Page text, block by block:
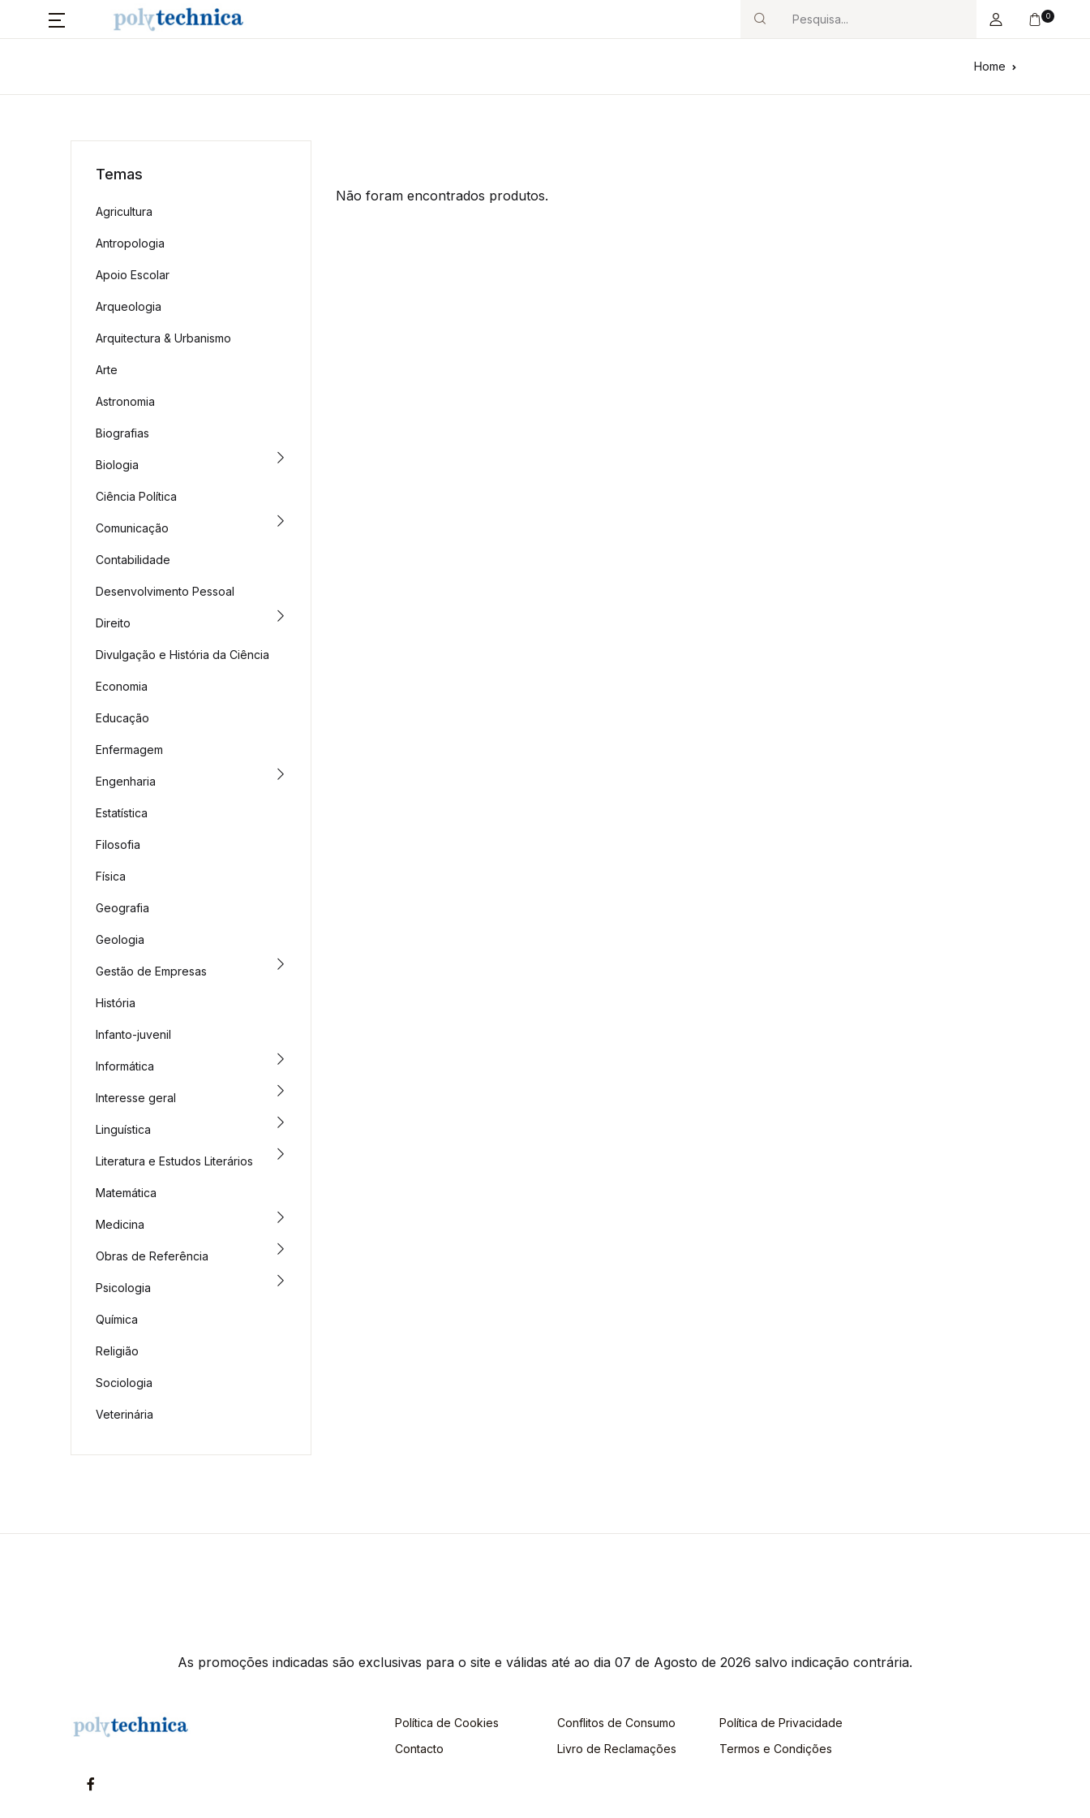
Search
0
Home
Não foram encontrados produtos.
Temas
Agricultura
Antropologia
Apoio Escolar
Arqueologia
Arquitectura & Urbanismo
Arte
Astronomia
Biografias
Biologia
Ciência Política
Comunicação
Contabilidade
Desenvolvimento Pessoal
Direito
Divulgação e História da Ciência
Economia
Educação
Enfermagem
Engenharia
Estatística
Filosofia
Física
Geografia
Geologia
Gestão de Empresas
História
Infanto-juvenil
Informática
Interesse geral
Linguística
Literatura e Estudos Literários
Matemática
Medicina
Obras de Referência
Psicologia
Química
Religião
Sociologia
Veterinária
As promoções indicadas são exclusivas para o site e válidas até ao dia 07 de Agosto de 2026 salvo indicação contrária.
Política de Cookies
Contacto
Conflitos de Consumo
Livro de Reclamações
Política de Privacidade
Termos e Condições